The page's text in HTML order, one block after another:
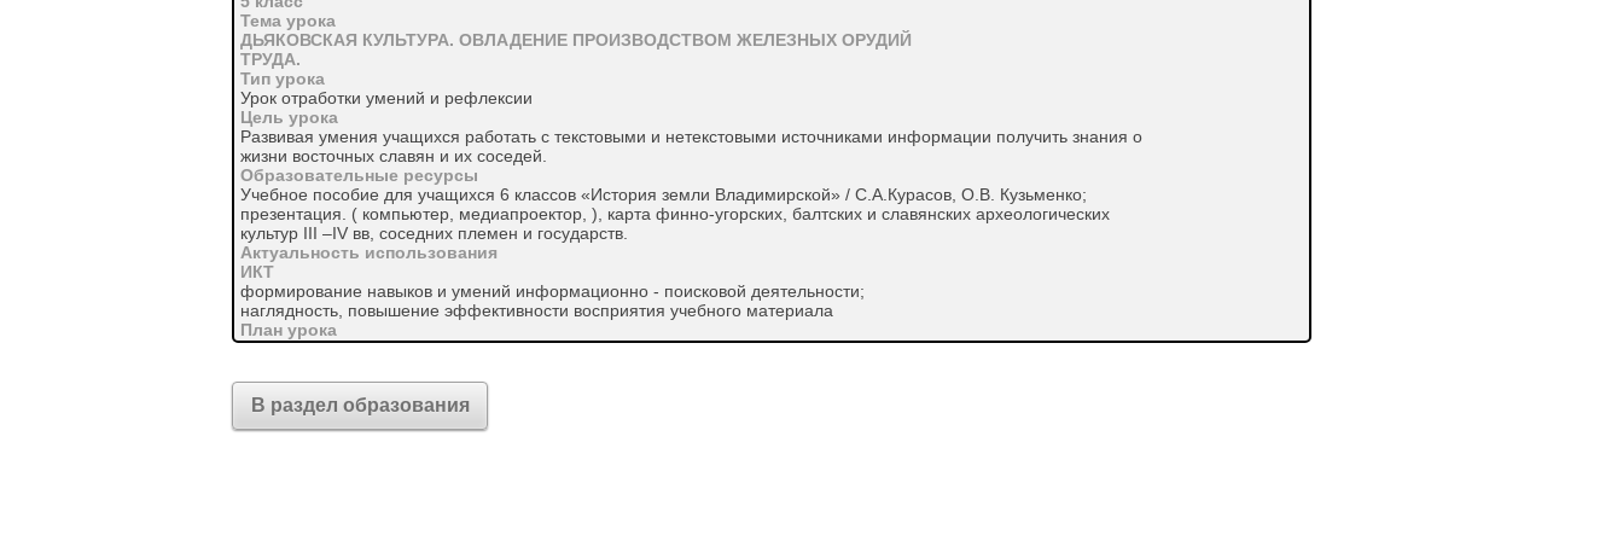
Тема урока
ДЬЯКОВСКАЯ КУЛЬТУРА. ОВЛАДЕНИЕ ПРОИЗВОДСТВОМ ЖЕЛЕЗНЫХ ОРУДИЙ
ТРУДА.
Тип урока
Урок отработки умений и рефлексии
Цель урока
Развивая умения учащихся работать с текстовыми и нетекстовыми источниками информации получить знания о
жизни восточных славян и их соседей.
Образовательные ресурсы
Учебное пособие для учащихся 6 классов «История земли Владимирской» / С.А.Курасов, О.В. Кузьменко;
презентация. ( компьютер, медиапроектор, ), карта финно-угорских, балтских и славянских археологических
культур III –IV вв, соседних племен и государств.
Актуальность использования
ИКТ
формирование навыков и умений информационно - поисковой деятельности;
наглядность, повышение эффективности восприятия учебного материала
План урока
1.
2.
Этнические рамки и происхождение культуры.
3.
В раздел образования